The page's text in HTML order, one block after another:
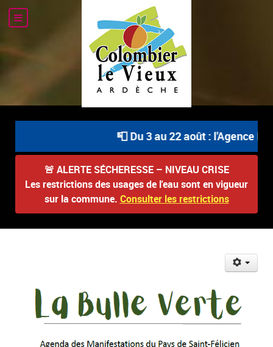
📮 Du 3 au 22 août : l'Agence
🚨 ALERTE SÉCHERESSE – NIVEAU CRISE
Les restrictions des usages de l'eau sont en vigueur
sur la commune. Consulter les restrictions